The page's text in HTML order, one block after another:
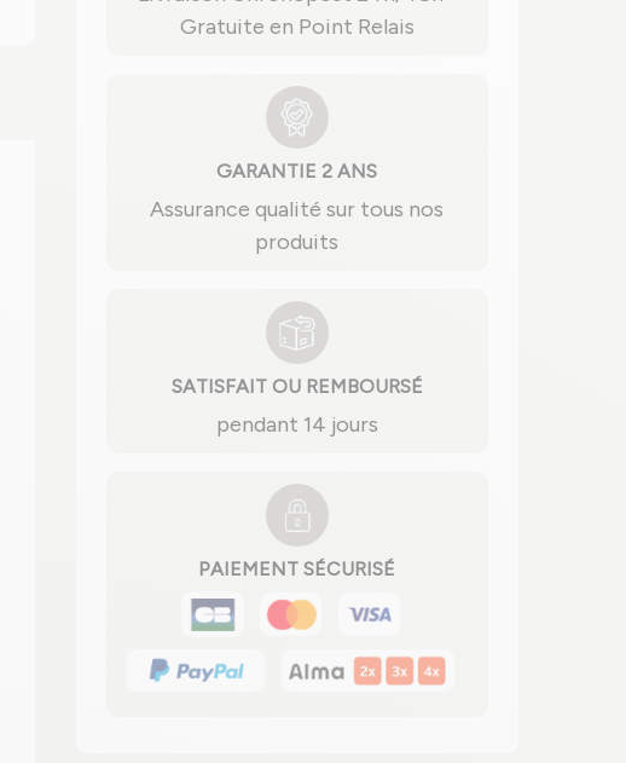
Gratuite en Point Relais
GARANTIE 2 ANS
Assurance qualité sur tous nos
produits
SATISFAIT OU REMBOURSÉ
pendant 14 jours
PAIEMENT SÉCURISÉ